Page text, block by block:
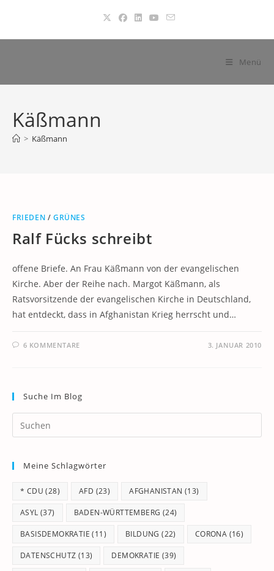
springen
Menü
Käßmann
> Käßmann
FRIEDEN /GRÜNES
Ralf Fücks schreibt
offene Briefe. An Frau Käßmann von der evangelischen
Kirche. Aber der Reihe nach. Margot Käßmann, als
Ratsvorsitzende der evangelischen Kirche in Deutschland,
hat entdeckt, dass in Afghanistan Krieg herrscht und…
6 KOMMENTARE 3. JANUAR 2010
Suche Im Blog
Meine Schlagwörter
* CDU (28) AFD (23) AFGHANISTAN (13)
ASYL (37) BADEN-WÜRTTEMBERG (24)
BASISDEMOKRATIE (11) BILDUNG (22) CORONA (16)
DATENSCHUTZ (13) DEMOKRATIE (39)